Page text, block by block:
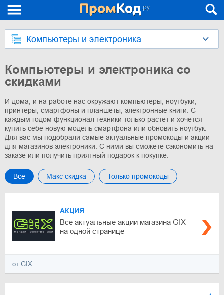
Компьютеры и электроника
Компьютеры и электроника со
скидками
И дома, и на работе нас окружают компьютеры, ноутбуки,
принтеры, смартфоны и планшеты, электронные книги. С
каждым годом функционал техники только растет и хочется
купить себе новую модель смартфона или обновить ноутбук.
Для вас мы подобрали самые актуальные промокоды и акции
для магазинов электроники. С ними вы сможете сэкономить на
заказе или получить приятный подарок к покупке.
Все Макс скидка Только промокоды
АКЦИЯ
Все актуальные акции магазина GIX
на одной странице
от GIX